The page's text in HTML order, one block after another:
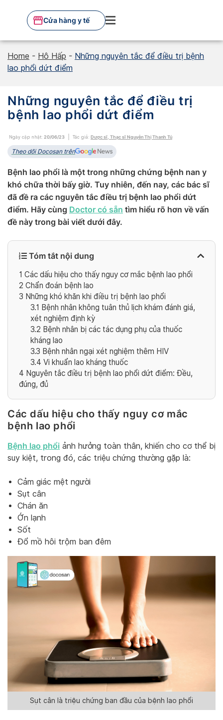
content
Cửa hàng y tế
Home - Hô Hấp - Những nguyên tắc để điều trị bệnh
lao phổi dứt điểm
Những nguyên tắc để điều trị
bệnh lao phổi dứt điểm
Ngày cập nhật: 20/06/23 Tác giả: Dược sĩ, Thạc sĩ Nguyễn Thị Thanh Tú
Theo dõi Docosan trên
Bệnh lao phổi là một trong những chứng bệnh nan y
khó chữa thời bấy giờ. Tuy nhiên, đến nay, các bác sĩ
đã đề ra các nguyên tắc điều trị bệnh lao phổi dứt
điểm. Hãy cùng Doctor có sẵn tìm hiểu rõ hơn về vấn
đề này trong bài viết dưới đây.
Tóm tắt nội dung
1 Các dấu hiệu cho thấy nguy cơ mắc bệnh lao phổi
2 Chẩn đoán bệnh lao
3 Những khó khăn khi điều trị bệnh lao phổi
3.1 Bệnh nhân không tuân thủ lịch khám đánh giá,
xét nghiệm định kỳ
3.2 Bệnh nhân bị các tác dụng phụ của thuốc
kháng lao
3.3 Bệnh nhân ngại xét nghiệm thêm HIV
3.4 Vi khuẩn lao kháng thuốc
4 Nguyên tắc điều trị bệnh lao phổi dứt điểm: Đều,
đúng, đủ
Các dấu hiệu cho thấy nguy cơ mắc
bệnh lao phổi
Bệnh lao phổi ảnh hưởng toàn thân, khiến cho cơ thể bị
suy kiệt, trong đó, các triệu chứng thường gặp là:
Cảm giác mệt người
Sụt cân
Chán ăn
Ớn lạnh
Sốt
Đổ mồ hôi trộm ban đêm
Sụt cân là triệu chứng ban đầu của bệnh lao phổi